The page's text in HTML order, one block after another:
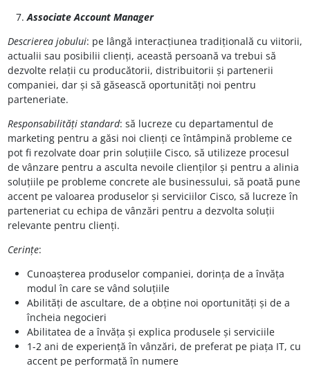
Associate Account Manager
Descrierea jobului: pe lângă interacțiunea tradițională cu viitorii,
actualii sau posibilii clienți, această persoană va trebui să
dezvolte relații cu producătorii, distribuitorii și partenerii
companiei, dar și să găsească oportunități noi pentru
parteneriate.
Responsabilități standard: să lucreze cu departamentul de
marketing pentru a găsi noi clienți ce întâmpină probleme ce
pot fi rezolvate doar prin soluțiile Cisco, să utilizeze procesul
de vânzare pentru a asculta nevoile clienților și pentru a alinia
soluțiile pe probleme concrete ale businessului, să poată pune
accent pe valoarea produselor și serviciilor Cisco, să lucreze în
parteneriat cu echipa de vânzări pentru a dezvolta soluții
relevante pentru clienți.
Cerințe:
Cunoașterea produselor companiei, dorința de a învăța
modul în care se vând soluțiile
Abilități de ascultare, de a obține noi oportunități și de a
încheia negocieri
Abilitatea de a învăța și explica produsele și serviciile
1-2 ani de experiență în vânzări, de preferat pe piața IT, cu
accent pe performață în numere